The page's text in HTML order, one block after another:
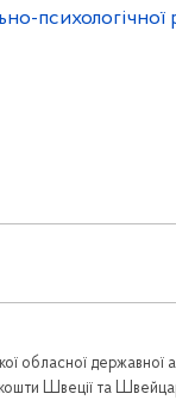
психологічної
обласної державної
Швеції та